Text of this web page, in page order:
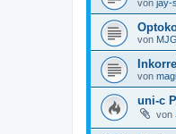
von jay-
von
von
uni-c
von